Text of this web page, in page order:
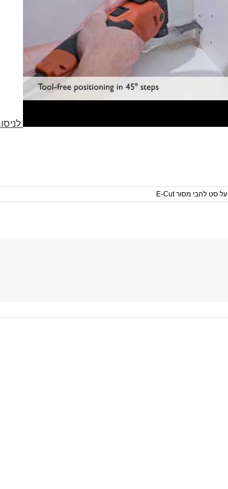
על סט להבי מסור E-Cut